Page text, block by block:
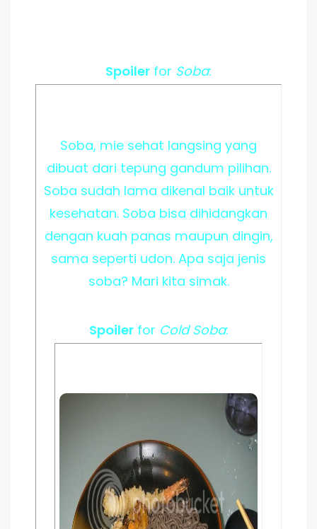
Spoiler for Soba:
Soba, mie sehat langsing yang
dibuat dari tepung gandum pilihan.
Soba sudah lama dikenal baik untuk
kesehatan. Soba bisa dihidangkan
dengan kuah panas maupun dingin,
sama seperti udon. Apa saja jenis
soba? Mari kita simak.
Spoilerfor Cold Soba: